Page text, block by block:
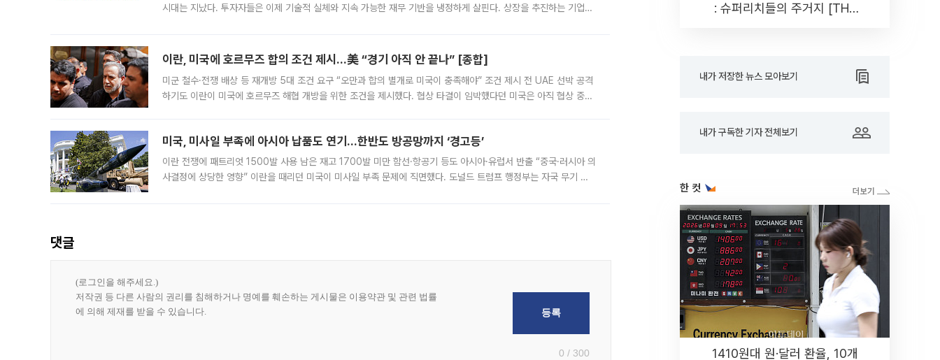
시대는 지났다. 투자자들은 이제 기술적 실체와 지속 가능한 재무 기반을 냉정하게 살핀다. 상장을 추진하는 기업들
이란, 미국에 호르무즈 합의 조건 제시…美 “경기 아직 안 끝나” [종합]
미군 철수·전쟁 배상 등 재개방 5대 조건 요구 “오만과 합의 별개로 미국이 충족해야” 조건 제시 전 UAE 선박 공격
하기도 이란이 미국에 호르무즈 해협 개방을 위한 조건을 제시했다. 협상 타결이 임박했다던 미국은 아직 협상 중이
미국, 미사일 부족에 아시아 납품도 연기…한반도 방공망까지 ‘경고등’
이란 전쟁에 패트리엇 1500발 사용 남은 재고 1700발 미만 함선·항공기 등도 아시아·유럽서 반출 “중국·러시아 의
사결정에 상당한 영향” 이란을 때리던 미국이 미사일 부족 문제에 직면했다. 도널드 트럼프 행정부는 자국 무기 공
댓글
0 / 300
: 슈퍼리치들의 주거지 [THE
내가 저장한 뉴스 모아보기
내가 구독한 기자 전체보기
한 컷
1410원대 원·달러 환율, 10개